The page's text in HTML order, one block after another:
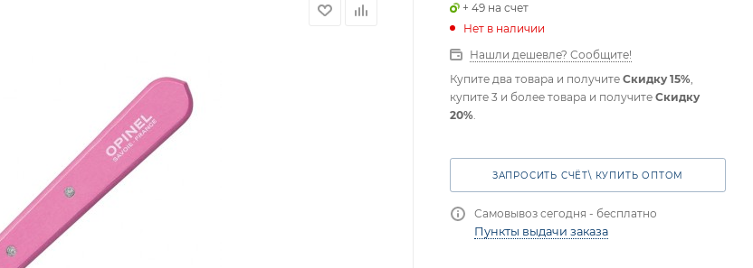
+ 49 на счет
Нет в наличии
Нашли дешевле? Сообщите!
Купите два товара и получите Скидку 15%
купите 3 и более товара и получите Скидку
20%
ЗАПРОСИТЬ СЧЁТ\ КУПИТЬ ОПТОМ
Самовывоз сегодня - бесплатно
Пункты выдачи заказа